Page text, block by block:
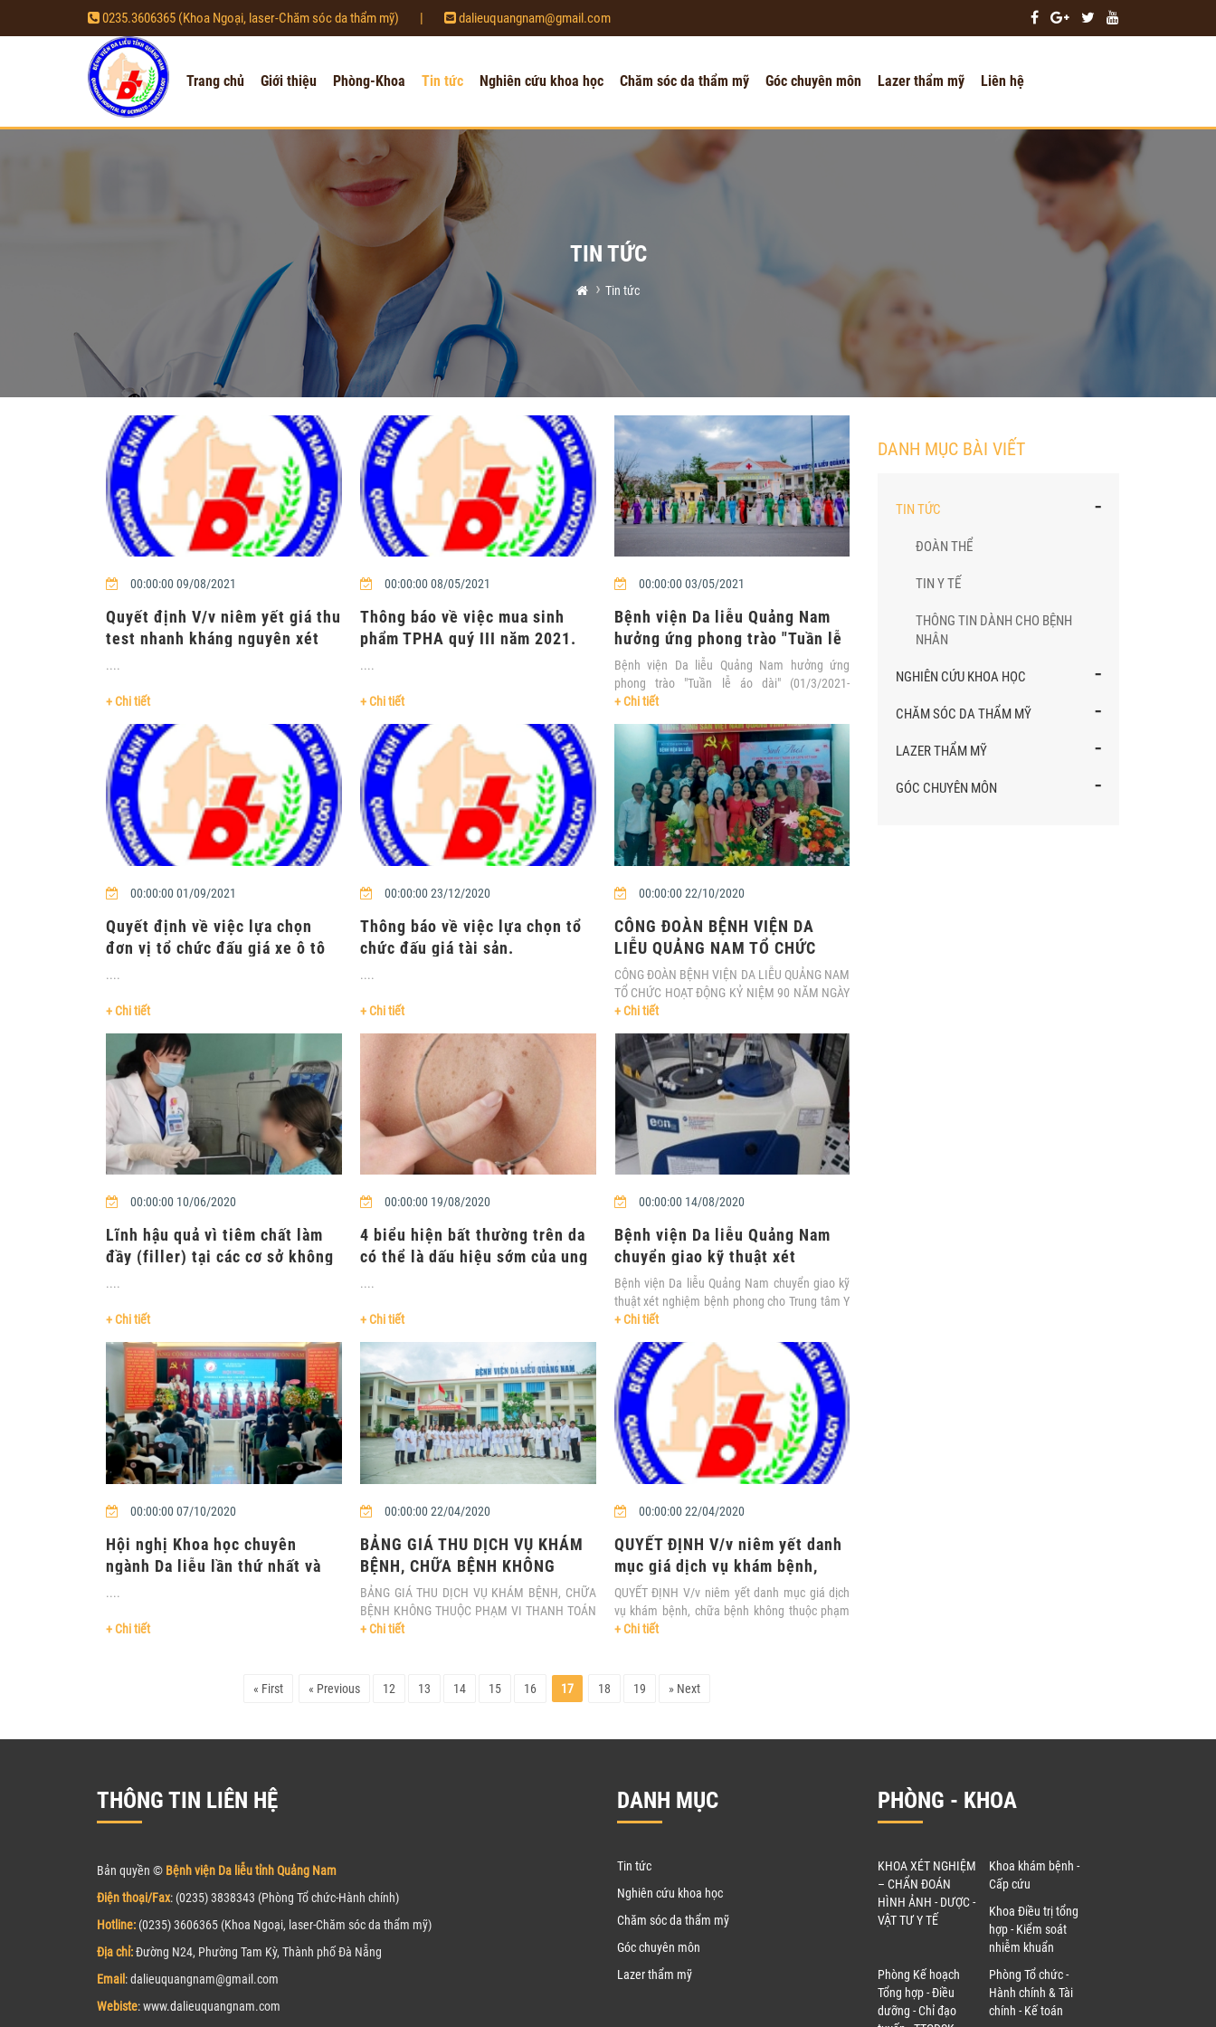
0235.3606365 (Khoa Ngoại, laser-Chăm sóc da thẩm mỹ) | dalieuquangnam@gmail.com
Trang chủ Giới thiệu Phòng-Khoa Tin tức Nghiên cứu khoa học Chăm sóc da thẩm mỹ Góc chuyên môn Lazer thẩm mỹ Liên hệ
TIN TỨC
Tin tức
00:00:00 09/08/2021
Quyết định V/v niêm yết giá thu
test nhanh kháng nguyên xét
....
+ Chi tiết
00:00:00 08/05/2021
Thông báo về việc mua sinh
phẩm TPHA quý III năm 2021.
....
+ Chi tiết
00:00:00 03/05/2021
Bệnh viện Da liễu Quảng Nam
hưởng ứng phong trào "Tuần lễ
áo dài&....
Bệnh viện Da liễu Quảng Nam hưởng ứng
phong trào "Tuần lễ áo dài" (01/3/2021-
08/3/2021).....
+ Chi tiết
00:00:00 01/09/2021
Quyết định về việc lựa chọn
đơn vị tổ chức đấu giá xe ô tô
....
+ Chi tiết
00:00:00 23/12/2020
Thông báo về việc lựa chọn tổ
chức đấu giá tài sản.
....
+ Chi tiết
00:00:00 22/10/2020
CÔNG ĐOÀN BỆNH VIỆN DA
LIỄU QUẢNG NAM TỔ CHỨC
HOẠT ĐỘNG KỶ NIỆM 90
NĂM....
CÔNG ĐOÀN BỆNH VIỆN DA LIỄU QUẢNG NAM
TỔ CHỨC HOẠT ĐỘNG KỶ NIỆM 90 NĂM NGÀY
THÀNH LẬP HỘI LHPN VIỆT ....
+ Chi tiết
00:00:00 10/06/2020
Lĩnh hậu quả vì tiêm chất làm
đầy (filler) tại các cơ sở không
....
+ Chi tiết
00:00:00 19/08/2020
4 biểu hiện bất thường trên da
có thể là dấu hiệu sớm của ung
....
+ Chi tiết
00:00:00 14/08/2020
Bệnh viện Da liễu Quảng Nam
chuyển giao kỹ thuật xét
nghiệm bệnh phong....
Bệnh viện Da liễu Quảng Nam chuyển giao kỹ
thuật xét nghiệm bệnh phong cho Trung tâm Y
tế huyện.....
+ Chi tiết
00:00:00 07/10/2020
Hội nghị Khoa học chuyên
ngành Da liễu lần thứ nhất và
....
+ Chi tiết
00:00:00 22/04/2020
BẢNG GIÁ THU DỊCH VỤ KHÁM
BỆNH, CHỮA BỆNH KHÔNG
THUỘC PHẠM VI THANH ....
BẢNG GIÁ THU DỊCH VỤ KHÁM BỆNH, CHỮA
BỆNH KHÔNG THUỘC PHẠM VI THANH TOÁN
CỦA QUỸ BHYT (VIỆN PHÍ) ....
+ Chi tiết
00:00:00 22/04/2020
QUYẾT ĐỊNH V/v niêm yết danh
mục giá dịch vụ khám bệnh,
chữa bệnh khôn....
QUYẾT ĐỊNH V/v niêm yết danh mục giá dịch
vụ khám bệnh, chữa bệnh không thuộc phạm
vi thanh toán củ....
+ Chi tiết
« First « Previous 12 13 14 15 16 17 18 19 » Next
DANH MỤC BÀI VIẾT
TIN TỨC -
ĐOÀN THỂ
TIN Y TẾ
THÔNG TIN DÀNH CHO BỆNH
NHÂN
NGHIÊN CỨU KHOA HỌC -
CHĂM SÓC DA THẨM MỸ -
LAZER THẨM MỸ -
GÓC CHUYÊN MÔN -
THÔNG TIN LIÊN HỆ
Bản quyền © Bệnh viện Da liễu tỉnh Quảng Nam
Điện thoại/Fax: (0235) 3838343 (Phòng Tổ chức-Hành chính)
Hotline: (0235) 3606365 (Khoa Ngoại, laser-Chăm sóc da thẩm mỹ)
Địa chỉ:Đường N24, Phường Tam Kỳ, Thành phố Đà Nẵng
Email : dalieuquangnam@gmail.com
Webiste: www.dalieuquangnam.com
DANH MỤC
Tin tức
Nghiên cứu khoa học
Chăm sóc da thẩm mỹ
Góc chuyên môn
Lazer thẩm mỹ
PHÒNG - KHOA
KHOA XÉT NGHIỆM
– CHẨN ĐOÁN
HÌNH ẢNH - DƯỢC -
VẬT TƯ Y TẾ
Khoa khám bệnh -
Cấp cứu
Khoa Điều trị tổng
hợp - Kiểm soát
nhiễm khuẩn
Phòng Kế hoạch
Tổng hợp - Điều
dưỡng - Chỉ đạo
Phòng Tổ chức -
Hành chính & Tài
chính - Kế toán